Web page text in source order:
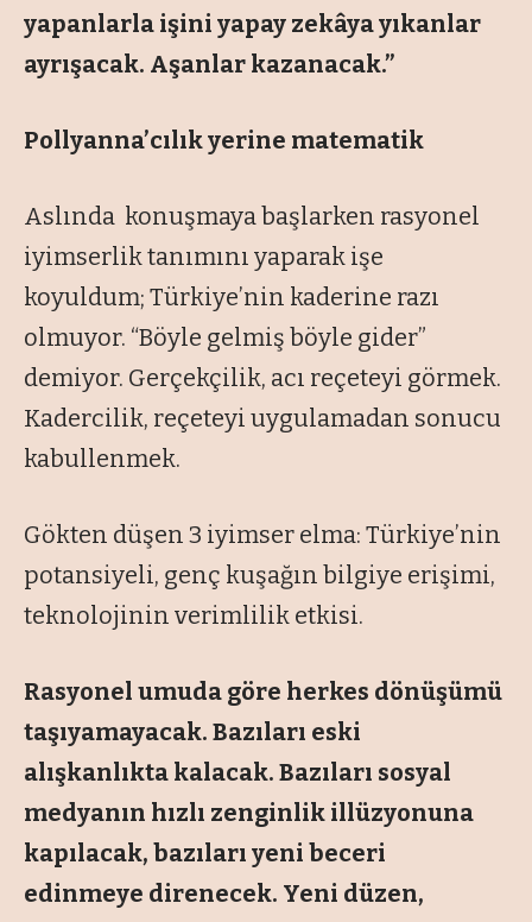
yapanlarla işini yapay zekâya yıkanlar
ayrışacak. Aşanlar kazanacak.”
Pollyanna’cılık yerine matematik
Aslında konuşmaya başlarken rasyonel
iyimserlik tanımını yaparak işe
koyuldum; Türkiye’nin kaderine razı
olmuyor. “Böyle gelmiş böyle gider”
demiyor. Gerçekçilik, acı reçeteyi görmek.
Kadercilik, reçeteyi uygulamadan sonucu
kabullenmek.
Gökten düşen 3 iyimser elma: Türkiye’nin
potansiyeli, genç kuşağın bilgiye erişimi,
teknolojinin verimlilik etkisi.
Rasyonel umuda göre herkes dönüşümü
taşıyamayacak. Bazıları eski
alışkanlıkta kalacak. Bazıları sosyal
medyanın hızlı zenginlik illüzyonuna
kapılacak, bazıları yeni beceri
edinmeye direnecek. Yeni düzen,